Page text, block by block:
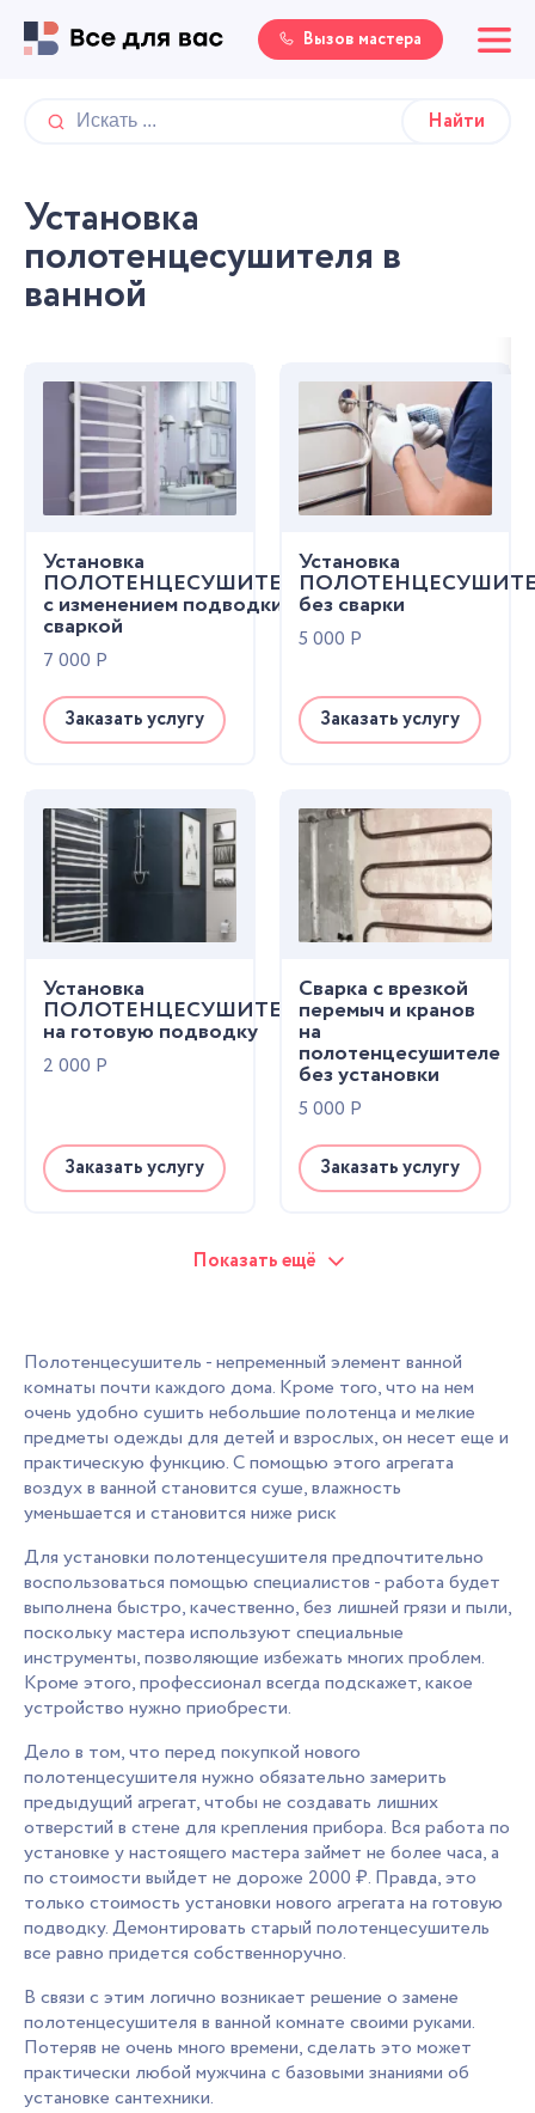
Вызов мастера
Установка
полотенцесушителя в
ванной
Установка
ПОЛОТЕНЦЕСУШИТЕЛЯ
с изменением подводки и
сваркой
7 000 Р
Заказать услугу
Установка
без сварки
5 000 Р
Заказать услугу
Установка
ПОЛОТЕНЦЕСУШИТЕЛЯ
на готовую подводку
2 000 Р
Заказать услугу
Сварка с врезкой
перемыч и кранов
на
полотенцесушителе
без установки
5 000 Р
Заказать услугу
Показать ещё
Полотенцесушитель - непременный элемент ванной
комнаты почти каждого дома. Кроме того, что на нем
очень удобно сушить небольшие полотенца и мелкие
предметы одежды для детей и взрослых, он несет еще и
практическую функцию. С помощью этого агрегата
воздух в ванной становится суше, влажность
уменьшается и становится ниже риск
Для установки полотенцесушителя предпочтительно
воспользоваться помощью специалистов - работа будет
выполнена быстро, качественно, без лишней грязи и пыли,
поскольку мастера используют специальные
инструменты, позволяющие избежать многих проблем.
Кроме этого, профессионал всегда подскажет, какое
устройство нужно приобрести.
Дело в том, что перед покупкой нового
полотенцесушителя нужно обязательно замерить
предыдущий агрегат, чтобы не создавать лишних
отверстий в стене для крепления прибора. Вся работа по
установке у настоящего мастера займет не более часа, а
по стоимости выйдет не дороже 2000 ₽. Правда, это
только стоимость установки нового агрегата на готовую
подводку. Демонтировать старый полотенцесушитель
все равно придется собственноручно.
В связи с этим логично возникает решение о замене
полотенцесушителя в ванной комнате своими руками.
Потеряв не очень много времени, сделать это может
практически любой мужчина с базовыми знаниями об
установке сантехники.